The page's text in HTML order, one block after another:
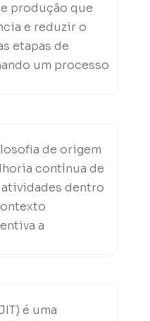
produção que
e reduzir o
etapas de
um processo
de origem
contínua de
dentro
a
é uma